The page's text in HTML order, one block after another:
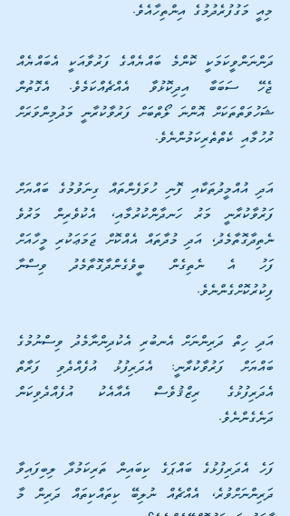
މިއީ މަގުފުރެދުމުގެ އިންތިހާއެވެ.
ޖެހޭ ސަބަބާ އިދިކޮޅުވާ އެއްޗެއްކަމެވެ. އެގޮތުން
ޝަހުވަތްތަކަށް އޮންނަ ލޯތްބަށް ފަރުވާކުރާނީ މަދުމިންވަރަށް
ރުހުމާއި ކެތްތެރިކަމުންނެވެ.
އަދި އުއްމީދުތަކާއި ފޮނި ހުވަފެންތައް ގިނަވުމުގެ ބައްޔަށް
ފަރުވާކުރާނީ މަރު ހަނދާންކުރުމާއި، އެކުވެރިން މަރުވެ
ނެތިދާގޮތާމެދު، އަދި މުދާތައް އެއްކޮށް ޖަމަޢަކުރި މީހާއަށް
ފަހު އެ ނެތިގެން ބީވެގެންދާގޮތާމެދު ވިސްނާ
ފިކުރުކޮށްގެންނެވެ.
ބައްޔަށް ފަރުވާކުރާނީ: އެދަރިފުޅު އުފެއްދެވި ފަރާތް
އެދަރިފުޅުގެ ރިޒްޤުވެސް އެއާއެކު އުފެއްދެވިކަން
ދަނެގެންނެވެ.
ފަހެ އެދަރިފުޅުގެ ބައްޕަގެ ކިބައިން ތަރިކަމުދާ ލިބިފައިވާ